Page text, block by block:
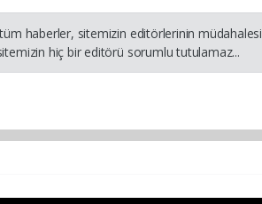
haberler, sitemizin editörlerinin müdahalesi
hiç bir editörü sorumlu tutulamaz...